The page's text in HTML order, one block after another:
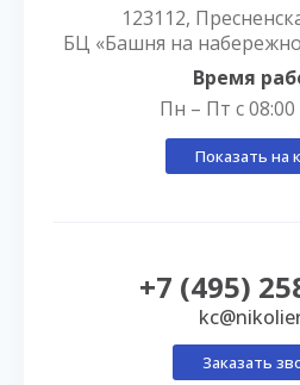
123112,
БЦ «Башня на
Время
Пн – Пт с 08:00
Показать на
+7 (495)
Заказать